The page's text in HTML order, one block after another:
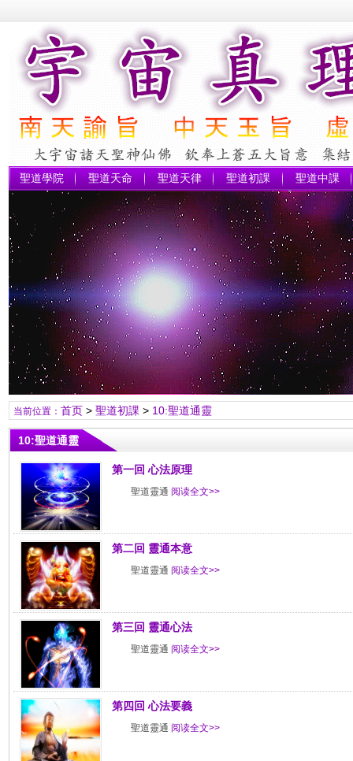
聖道學院 聖道天命 聖道天律 聖道初課 聖道中課
当前位置： 首页> 聖道初課 > 10:聖道通靈
10:聖道通靈
第一回 心法原理
聖道靈通 阅读全文>>
第二回 靈通本意
聖道靈通 阅读全文>>
第三回 靈通心法
聖道靈通 阅读全文>>
第四回 心法要義
聖道靈通 阅读全文>>